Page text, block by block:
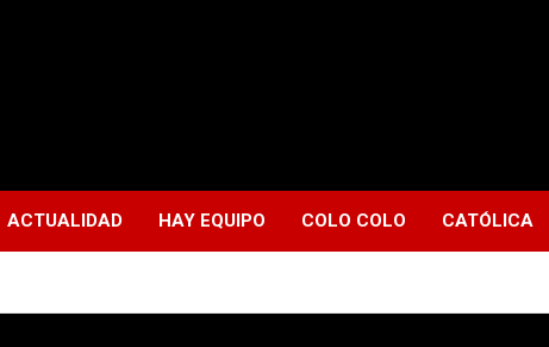
ACTUALIDAD HAY EQUIPO COLO COLO CATÓLICA